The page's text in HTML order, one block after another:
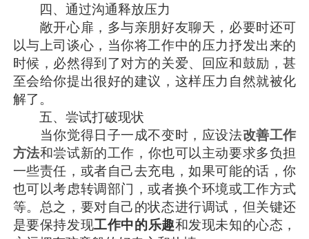
四、通过沟通释放压力
敞开心扉，多与亲朋好友聊天，必要时还可
以与上司谈心，当你将工作中的压力抒发出来的
时候，必然得到了对方的关爱、回应和鼓励，甚
至会给你提出很好的建议，这样压力自然就被化
解了。
五、尝试打破现状
当你觉得日子一成不变时，应设法改善工作
方法和尝试新的工作，你也可以主动要求多负担
一些责任，或者自己去充电，如果可能的话，你
也可以考虑转调部门，或者换个环境或工作方式
等。总之，要对自己的状态进行调试，但关键还
是要保持发现工作中的乐趣和发现未知的心态，